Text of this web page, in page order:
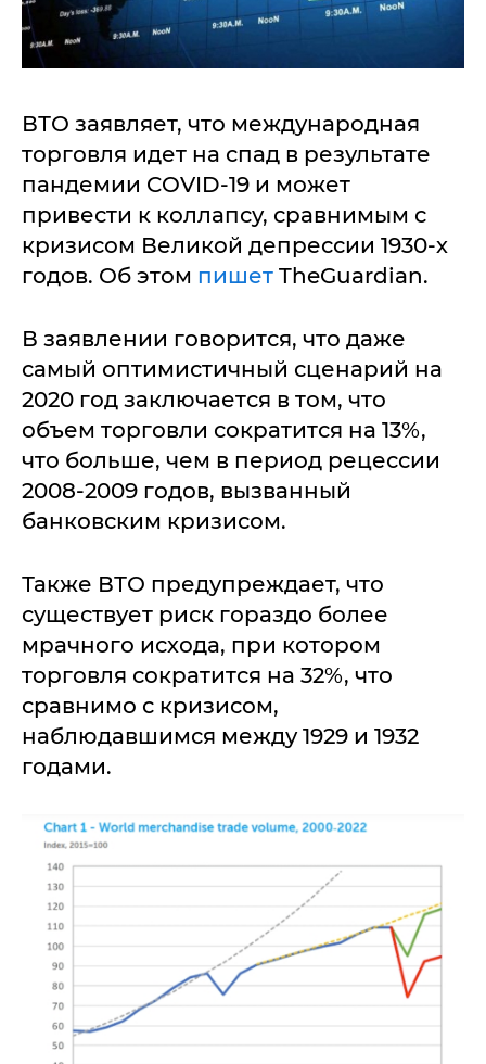
ВТО заявляет, что международная
торговля идет на спад в результате
пандемии COVID-19 и может
привести к коллапсу, сравнимым с
кризисом Великой депрессии 1930-х
годов. Об этом пишет TheGuardian.
В заявлении говорится, что даже
самый оптимистичный сценарий на
2020 год заключается в том, что
объем торговли сократится на 13%,
что больше, чем в период рецессии
2008-2009 годов, вызванный
банковским кризисом.
Также ВТО предупреждает, что
существует риск гораздо более
мрачного исхода, при котором
торговля сократится на 32%, что
сравнимо с кризисом,
наблюдавшимся между 1929 и 1932
годами.